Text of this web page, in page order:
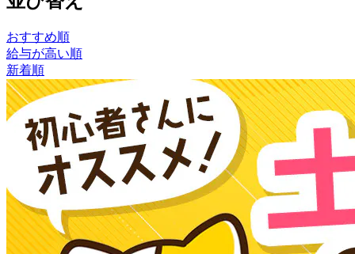
おすすめ順
給与が高い順
新着順